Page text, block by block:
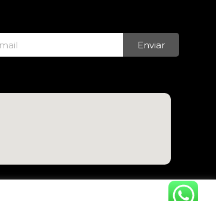
Enviar